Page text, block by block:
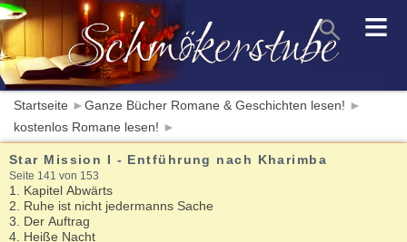
Startseite ► Ganze Bücher Romane & Geschichten lesen! ►
kostenlos Romane lesen! ►
Star Mission I - Entführung nach Kharimba
Seite 141 von 153
1. Kapitel Abwärts
2. Ruhe ist nicht jedermanns Sache
3. Der Auftrag
4. Heiße Nacht
≡